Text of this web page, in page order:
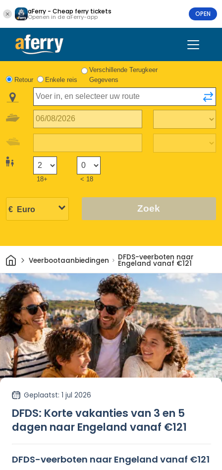
aFerry - Cheap ferry tickets
Openen in de aFerry-app OPEN
Retour Enkele reis
Verschillende Terugkeer
Gegevens
18+ < 18
Zoek
ThuisVeerbootaanbiedingen DFDS-veerboten naar
Engeland vanaf €121
Geplaatst: 1 jul 2026
DFDS: Korte vakanties van 3 en 5
dagen naar Engeland vanaf €121
DFDS-veerboten naar Engeland vanaf €121